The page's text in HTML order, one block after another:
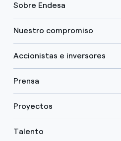
Sobre Endesa
Nuestro compromiso
Accionistas e inversores
Prensa
Proyectos
Talento